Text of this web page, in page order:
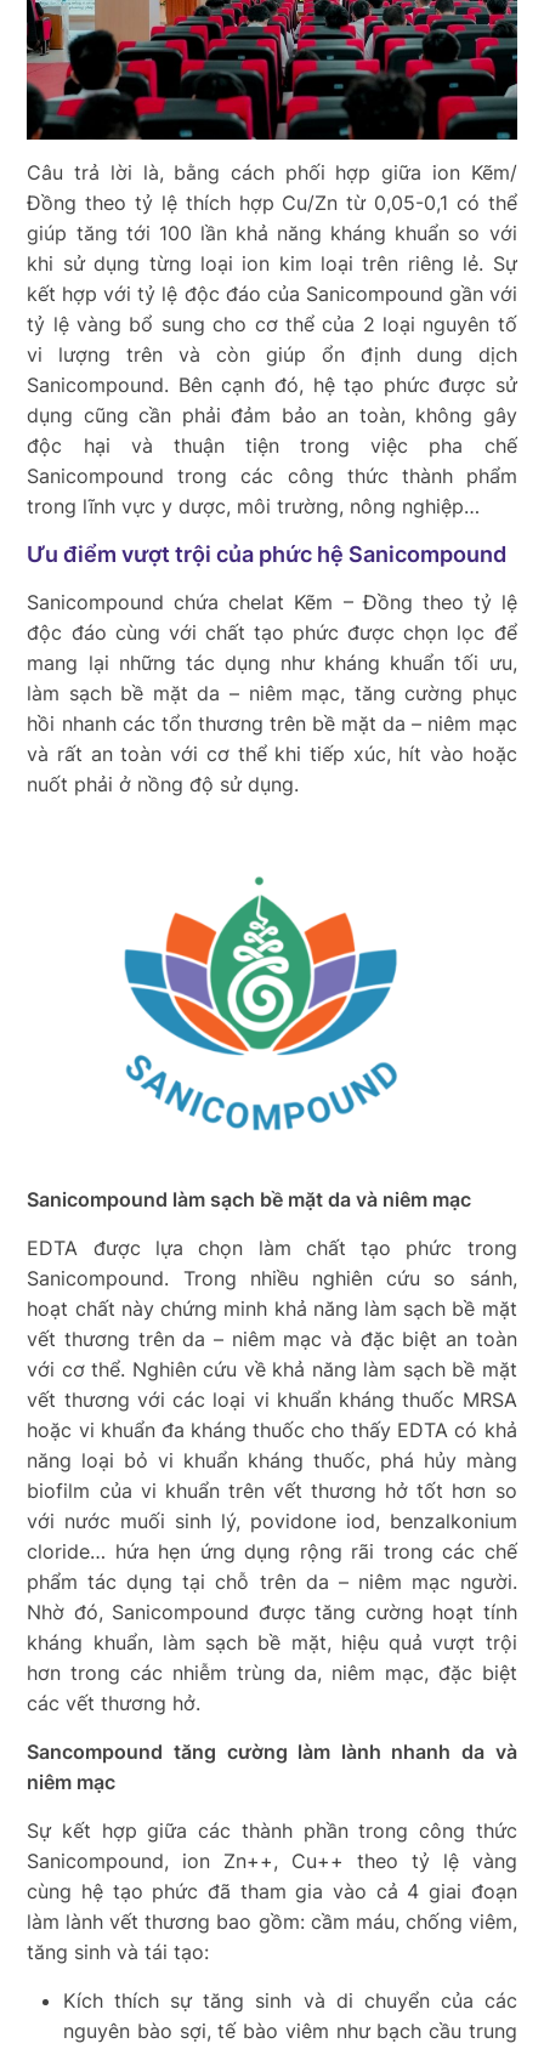
Câu trả lời là, bằng cách phối hợp giữa ion Kẽm/
Đồng theo tỷ lệ thích hợp Cu/Zn từ 0,05-0,1 có thể
giúp tăng tới 100 lần khả năng kháng khuẩn so với
khi sử dụng từng loại ion kim loại trên riêng lẻ. Sự
kết hợp với tỷ lệ độc đáo của Sanicompound gần với
tỷ lệ vàng bổ sung cho cơ thể của 2 loại nguyên tố
vi lượng trên và còn giúp ổn định dung dịch
Sanicompound. Bên cạnh đó, hệ tạo phức được sử
dụng cũng cần phải đảm bảo an toàn, không gây
độc hại và thuận tiện trong việc pha chế
Sanicompound trong các công thức thành phẩm
trong lĩnh vực y dược, môi trường, nông nghiệp…
Ưu điểm vượt trội của phức hệ Sanicompound
Sanicompound chứa chelat Kẽm – Đồng theo tỷ lệ
độc đáo cùng với chất tạo phức được chọn lọc để
mang lại những tác dụng như kháng khuẩn tối ưu,
làm sạch bề mặt da – niêm mạc, tăng cường phục
hồi nhanh các tổn thương trên bề mặt da – niêm mạc
và rất an toàn với cơ thể khi tiếp xúc, hít vào hoặc
nuốt phải ở nồng độ sử dụng.
Sanicompound làm sạch bề mặt da và niêm mạc
EDTA được lựa chọn làm chất tạo phức trong
Sanicompound. Trong nhiều nghiên cứu so sánh,
hoạt chất này chứng minh khả năng làm sạch bề mặt
vết thương trên da – niêm mạc và đặc biệt an toàn
với cơ thể. Nghiên cứu về khả năng làm sạch bề mặt
vết thương với các loại vi khuẩn kháng thuốc MRSA
hoặc vi khuẩn đa kháng thuốc cho thấy EDTA có khả
năng loại bỏ vi khuẩn kháng thuốc, phá hủy màng
biofilm của vi khuẩn trên vết thương hở tốt hơn so
với nước muối sinh lý, povidone iod, benzalkonium
cloride… hứa hẹn ứng dụng rộng rãi trong các chế
phẩm tác dụng tại chỗ trên da – niêm mạc người.
Nhờ đó, Sanicompound được tăng cường hoạt tính
kháng khuẩn, làm sạch bề mặt, hiệu quả vượt trội
hơn trong các nhiễm trùng da, niêm mạc, đặc biệt
các vết thương hở.
Sancompound tăng cường làm lành nhanh da và
niêm mạc
Sự kết hợp giữa các thành phần trong công thức
Sanicompound, ion Zn++, Cu++ theo tỷ lệ vàng
cùng hệ tạo phức đã tham gia vào cả 4 giai đoạn
làm lành vết thương bao gồm: cầm máu, chống viêm,
tăng sinh và tái tạo:
Kích thích sự tăng sinh và di chuyển của các
nguyên bào sợi, tế bào viêm như bạch cầu trung